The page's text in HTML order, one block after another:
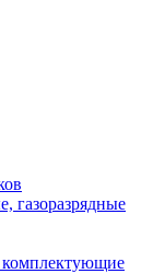
газоразрядные